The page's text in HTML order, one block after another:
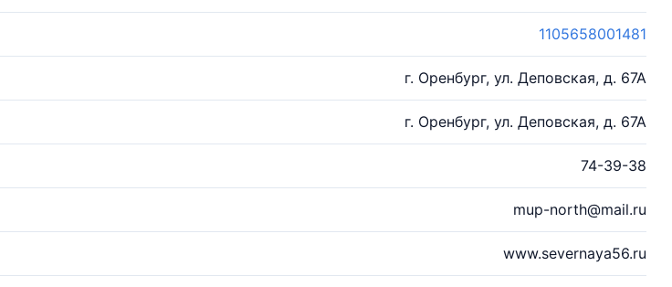
1105658001481
г. Оренбург, ул. Деповская, д. 67А
г. Оренбург, ул. Деповская, д. 67А
74-39-38
mup-north@mail.ru
www.severnaya56.ru